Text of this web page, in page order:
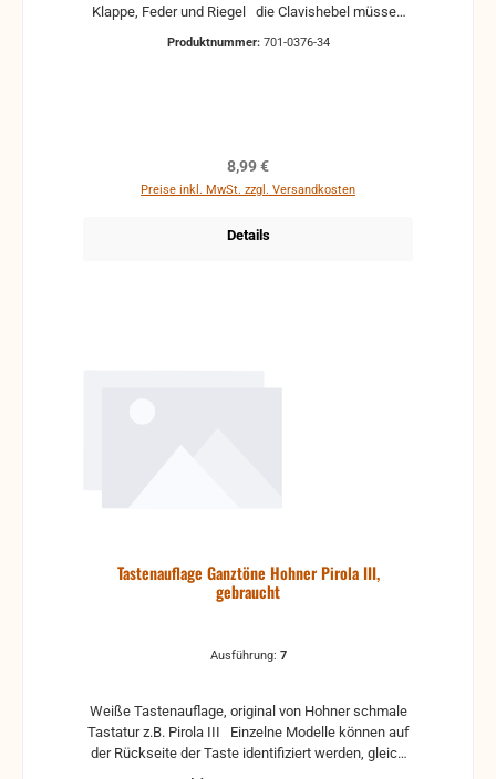
Klappe, Feder und Riegel die Clavishebel müssen
Produktnummer: 701-0376-34
Regulärer Preis:
8,99 €
Preise inkl. MwSt. zzgl. Versandkosten
Details
Tastenauflage Ganztöne Hohner Pirola III,
gebraucht
Ausführung: 7
Weiße Tastenauflage, original von Hohner schmale
Tastatur z.B. Pirola III Einzelne Modelle können auf
der Rückseite der Taste identifiziert werden, gleich